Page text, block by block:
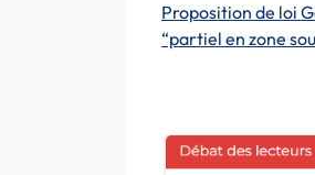
Proposition de loi
“partiel en zone